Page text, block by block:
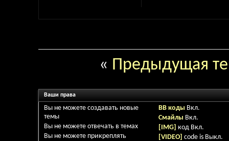
« Предыдущая
Ваши права
Вы не можете создавать новые
темы
Вы не можете отвечать в темах
Вы не можете прикреплять
BB коды Вкл.
Смайлы Вкл.
[IMG] код Вкл.
[VIDEO] code is Выкл.